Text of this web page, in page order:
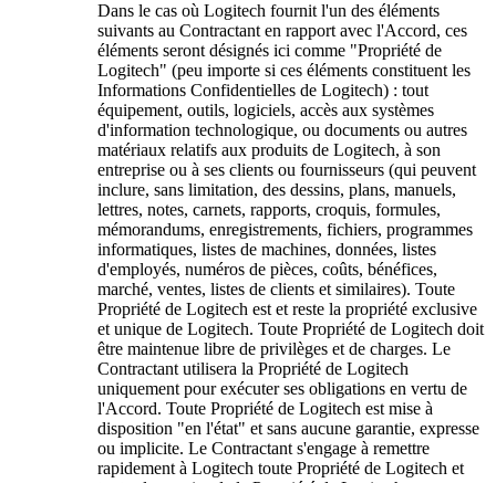
Dans le cas où Logitech fournit l'un des éléments
suivants au Contractant en rapport avec l'Accord, ces
éléments seront désignés ici comme "Propriété de
Logitech" (peu importe si ces éléments constituent les
Informations Confidentielles de Logitech) : tout
équipement, outils, logiciels, accès aux systèmes
d'information technologique, ou documents ou autres
matériaux relatifs aux produits de Logitech, à son
entreprise ou à ses clients ou fournisseurs (qui peuvent
inclure, sans limitation, des dessins, plans, manuels,
lettres, notes, carnets, rapports, croquis, formules,
mémorandums, enregistrements, fichiers, programmes
informatiques, listes de machines, données, listes
d'employés, numéros de pièces, coûts, bénéfices,
marché, ventes, listes de clients et similaires). Toute
Propriété de Logitech est et reste la propriété exclusive
et unique de Logitech. Toute Propriété de Logitech doit
être maintenue libre de privilèges et de charges. Le
Contractant utilisera la Propriété de Logitech
uniquement pour exécuter ses obligations en vertu de
l'Accord. Toute Propriété de Logitech est mise à
disposition "en l'état" et sans aucune garantie, expresse
ou implicite. Le Contractant s'engage à remettre
rapidement à Logitech toute Propriété de Logitech et